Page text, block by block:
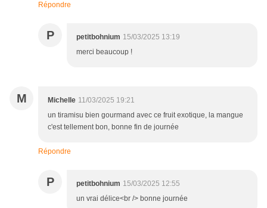
Répondre
P petitbohnium 15/03/2025 13:19
merci beaucoup !
M Michelle 11/03/2025 19:21
un tiramisu bien gourmand avec ce fruit exotique, la mangue
c'est tellement bon, bonne fin de journée
Répondre
P petitbohnium 15/03/2025 12:55
un vrai délice<br /> bonne journée